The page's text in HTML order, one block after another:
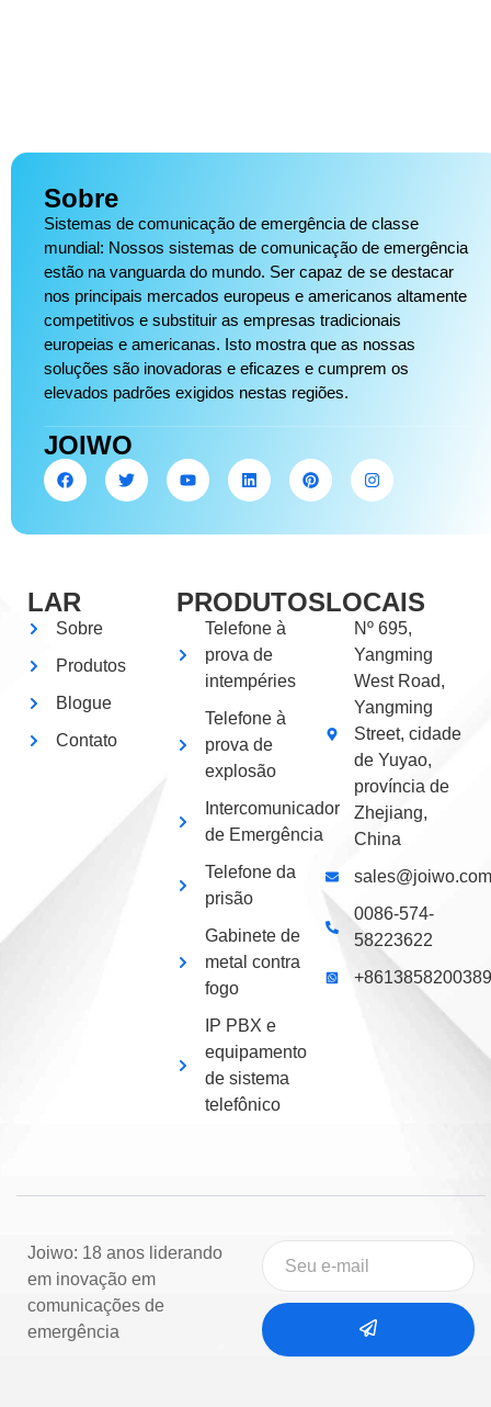
Sobre
Sistemas de comunicação de emergência de classe
mundial: Nossos sistemas de comunicação de emergência
estão na vanguarda do mundo. Ser capaz de se destacar
nos principais mercados europeus e americanos altamente
competitivos e substituir as empresas tradicionais
europeias e americanas. Isto mostra que as nossas
soluções são inovadoras e eficazes e cumprem os
elevados padrões exigidos nestas regiões.
JOIWO
LAR
Sobre
Produtos
Blogue
Contato
PRODUTOS
Telefone à
prova de
intempéries
Telefone à
prova de
explosão
Intercomunicador
de Emergência
Telefone da
prisão
Gabinete de
metal contra
fogo
IP PBX e
equipamento
de sistema
telefônico
LOCAIS
Nº 695,
Yangming
West Road,
Yangming
Street, cidade
de Yuyao,
província de
Zhejiang,
China
sales@joiwo.com
0086-574-
58223622
+8613858200389
Joiwo: 18 anos liderando
em inovação em
comunicações de
emergência